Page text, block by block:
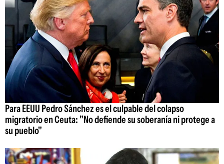
Para EEUU Pedro Sánchez es el culpable del colapso
migratorio en Ceuta: "No defiende su soberanía ni protege a
su pueblo"